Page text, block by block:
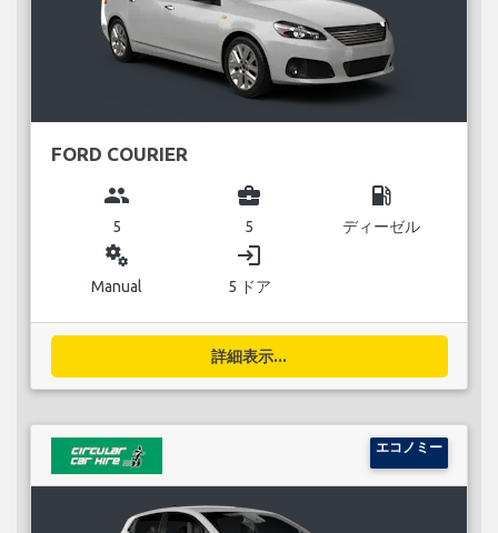
FORD COURIER
group
5
business_center
5
local_gas_station
ディーゼル
miscellaneous_services
Manual
login
5 ドア
詳細表示...
エコノミー